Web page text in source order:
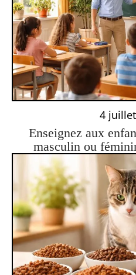
4
Enseignez aux
masculin ou